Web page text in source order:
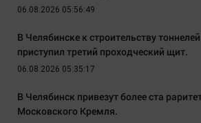
06.08.2026 05:56:49
В Челябинске к строительству
приступил третий проходческий щит.
06.08.2026 05:35:17
В Челябинск привезут более ста
Московского Кремля.